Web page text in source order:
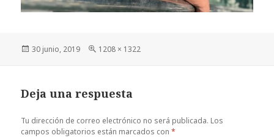
Publicado
30 junio, 2019
Tamaño
1208 × 1322
Deja una respuesta
Tu dirección de correo electrónico no será publicada. Los
campos obligatorios están marcados con*